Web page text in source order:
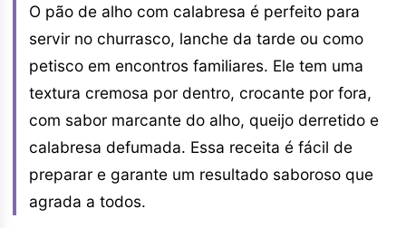
O pão de alho com calabresa é perfeito para
servir no churrasco, lanche da tarde ou como
petisco em encontros familiares. Ele tem uma
textura cremosa por dentro, crocante por fora,
com sabor marcante do alho, queijo derretido e
calabresa defumada. Essa receita é fácil de
preparar e garante um resultado saboroso que
agrada a todos.